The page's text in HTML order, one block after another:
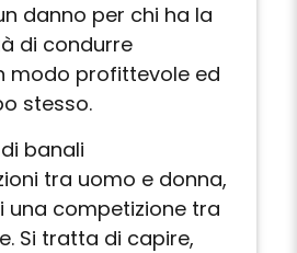
danno per chi ha la
di condurre
modo profittevole ed
stesso.
banali
tra uomo e donna,
una competizione tra
Si tratta di capire,